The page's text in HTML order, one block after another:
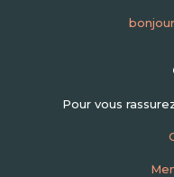
Pour vous